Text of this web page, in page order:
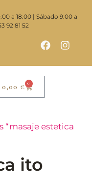
a 18:00 | Sábado 9:00 a
92 81 52
0,00 € 0
“masaje estetica
ito